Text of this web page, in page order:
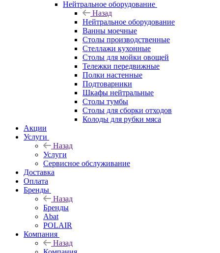
Нейтральное оборудование
Назад
Нейтральное оборудование
Ванны моечные
Столы производственные
Стеллажи кухонные
Столы для мойки овощей
Тележки передвижные
Полки настенные
Подтоварники
Шкафы нейтральные
Столы тумбы
Столы для сборки отходов
Колоды для рубки мяса
Акции
Услуги
Назад
Услуги
Сервисное обслуживание
Доставка
Оплата
Бренды
Назад
Бренды
Abat
POLAIR
Компания
Назад